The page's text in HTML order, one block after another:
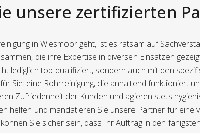
unsere zertifizierten
in Wiesmoor geht, ist es ratsam auf
die ihre Expertise in diversen Einsätzen
lediglich top-qualifiziert, sondern auch mit den
Sie: eine Rohrreinigung, die anhaltend funktioniert
Zufriedenheit der Kunden und agieren stets
helfen und mandatieren Sie unsere Partner für eine
Sie sicher sein, dass Ihr Auftrag in den